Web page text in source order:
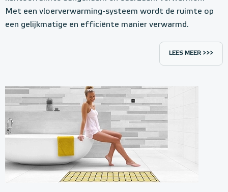
Met een vloerverwarming-systeem wordt de ruimte op
een gelijkmatige en efficiënte manier verwarmd.
LEES MEER >>>